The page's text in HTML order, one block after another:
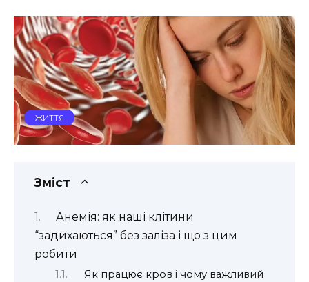
ЖИТТЯ
Зміст
Анемія: як наші клітини
“задихаються” без заліза і що з цим
робити
Як працює кров і чому важливий